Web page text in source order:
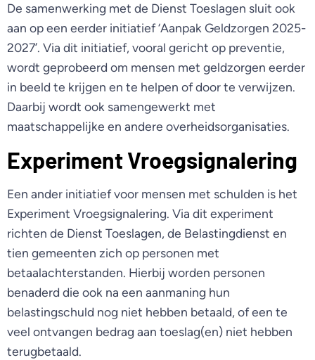
De samenwerking met de Dienst Toeslagen sluit ook
aan op een eerder initiatief ‘Aanpak Geldzorgen 2025-
2027’. Via dit initiatief, vooral gericht op preventie,
wordt geprobeerd om mensen met geldzorgen eerder
in beeld te krijgen en te helpen of door te verwijzen.
Daarbij wordt ook samengewerkt met
maatschappelijke en andere overheidsorganisaties.
Experiment Vroegsignalering
Een ander initiatief voor mensen met schulden is het
Experiment Vroegsignalering. Via dit experiment
richten de Dienst Toeslagen, de Belastingdienst en
tien gemeenten zich op personen met
betaalachterstanden. Hierbij worden personen
benaderd die ook na een aanmaning hun
belastingschuld nog niet hebben betaald, of een te
veel ontvangen bedrag aan toeslag(en) niet hebben
terugbetaald.